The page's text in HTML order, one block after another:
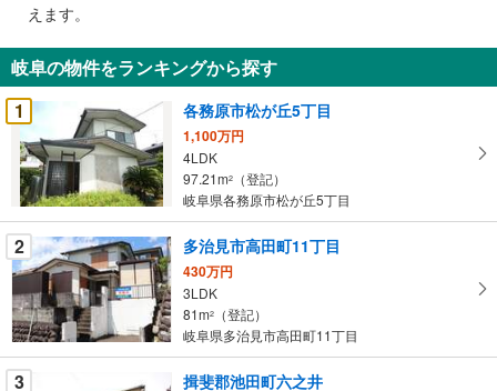
知
を
受
け
取
る
・
条
件
を
マ
イ
ペ
ー
えます。
岐阜の物件をランキングから探す
1
各務原市松が丘5丁目
1,100万円
4LDK
97.21m2
（登記）
岐阜県各務原市松が丘5丁目
2 多治見市高田町11丁目
430万円
3LDK
81m2
（登記）
岐阜県多治見市高田町11丁目
3 揖斐郡池田町六之井